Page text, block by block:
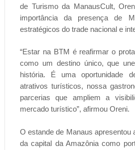
de Turismo da ManausCult,
importância da presença de
estratégicos do trade nacional e
“Estar na BTM é reafirmar o
como um destino único, que
história. É uma oportunidade
atrativos turísticos, nossa
parcerias que ampliem a
mercado turístico”, afirmou Oreni.
O estande de Manaus apresentou
da capital da Amazônia como